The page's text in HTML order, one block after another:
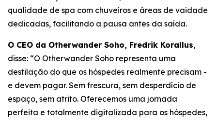
qualidade de spa com chuveiros e áreas de vaidade
dedicadas, facilitando a pausa antes da saída.
O CEO da Otherwander Soho, Fredrik Korallus,
disse: “O Otherwander Soho representa uma
destilação do que os hóspedes realmente precisam -
e devem pagar. Sem frescura, sem desperdício de
espaço, sem atrito. Oferecemos uma jornada
perfeita e totalmente digitalizada para os hóspedes,